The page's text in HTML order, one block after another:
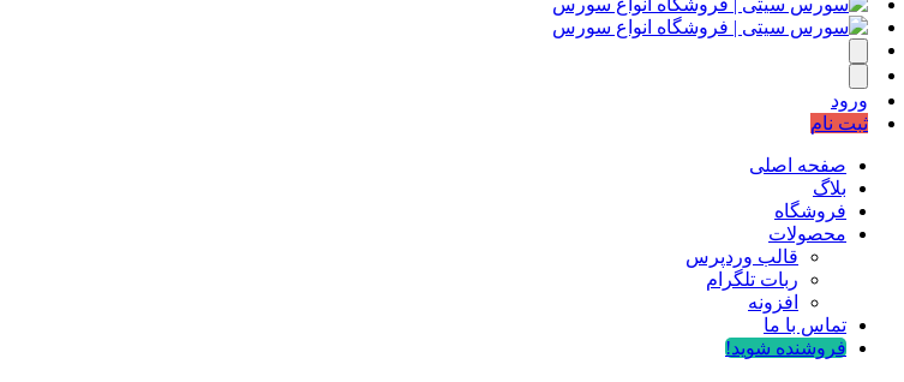
ورود
ثبت نام
صفحه اصلی
بلاگ
فروشگاه
محصولات
قالب وردپرس
ربات تلگرام
افزونه
تماس با ما
فروشنده شوید!